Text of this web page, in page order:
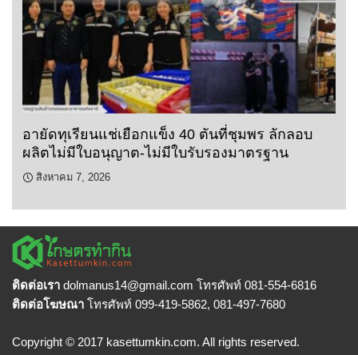
อายัดทุเรียนแช่เยือกแข็ง 40 ตันที่ชุมพร ลักลอบ
ผลิตไม่มีใบอนุญาต-ไม่มีใบรับรองมาตรฐาน
สิงหาคม 7, 2026
ติดต่อเรา dolmanus14@gmail.com โทรศัพท์ 081-554-6816
ติดต่อโฆษณา โทรศัพท์ 099-419-5862, 081-497-7680
Copyright © 2017 kasettumkin.com. All rights reserved.